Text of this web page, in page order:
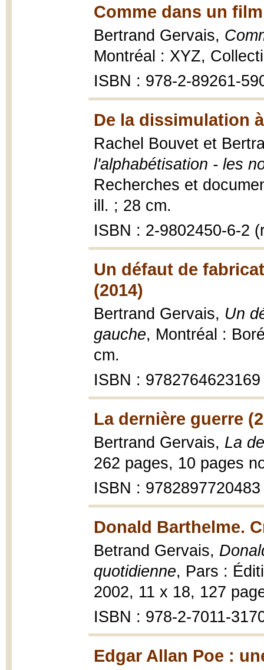
Comme dans un
Bertrand Gervais,
Montréal : XYZ,
ISBN : 978-2-89261-
De la dissimulation
Rachel Bouvet et
l'alphabétisation - les
Recherches et
ill. ; 28 cm.
ISBN : 2-9802450-6-2
Un défaut de
(2014)
Bertrand Gervais, Un
gauche, Montréal :
cm.
ISBN : 9782764623169
La dernière guerre
Bertrand Gervais, La
262 pages, 10 pages
ISBN : 9782897720483
Donald Barthelme.
Betrand Gervais,
quotidienne, Pars :
2002, 11 x 18, 127
ISBN : 978-2-7011-
Edgar Allan Poe :